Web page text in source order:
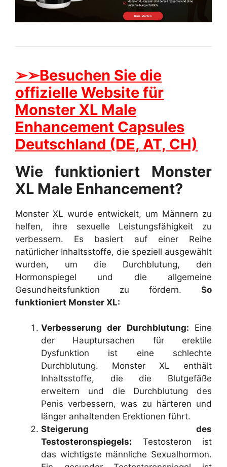
➢➢Besuchen Sie die
offizielle Website für
Monster XL Male
Enhancement Capsules
Deutschland (DE, AT, CH)
Wie funktioniert Monster
XL Male Enhancement?
Monster XL wurde entwickelt, um Männern zu
helfen, ihre sexuelle Leistungsfähigkeit zu
verbessern. Es basiert auf einer Reihe
natürlicher Inhaltsstoffe, die speziell ausgewählt
wurden, um die Durchblutung, den
Hormonspiegel und die allgemeine
Gesundheitsfunktion zu fördern. So
funktioniert Monster XL:
Verbesserung der Durchblutung: Eine
der Hauptursachen für erektile
Dysfunktion ist eine schlechte
Durchblutung. Monster XL enthält
Inhaltsstoffe, die die Blutgefäße
erweitern und die Durchblutung des
Penis verbessern, was zu härteren und
länger anhaltenden Erektionen führt.
Steigerung des
Testosteronspiegels: Testosteron ist
das wichtigste männliche Sexualhormon.